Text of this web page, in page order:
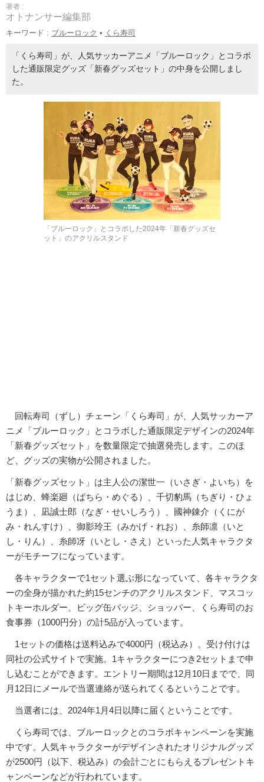
著者 :
オトナンサー編集部
キーワード : ブルーロック • くら寿司
「くら寿司」が、人気サッカーアニメ「ブルーロック」とコラボ
した通販限定グッズ「新春グッズセット」の中身を公開しまし
た。
「ブルーロック」とコラボした2024年「新春グッズセ
ット」のアクリルスタンド
回転寿司（ずし）チェーン「くら寿司」が、人気サッカーア
ニメ「ブルーロック」とコラボした通販限定デザインの2024年
「新春グッズセット」を数量限定で抽選発売します。このほ
ど、グッズの実物が公開されました。
「新春グッズセット」は主人公の潔世一（いさぎ・よいち）を
はじめ、蜂楽廻（ばちら・めぐる）、千切豹馬（ちぎり・ひょ
うま）、凪誠士郎（なぎ・せいしろう）、國神錬介（くにが
み・れんすけ）、御影玲王（みかげ・れお）、糸師凛（いと
し・りん）、糸師冴（いとし・さえ）といった人気キャラクタ
ーがモチーフになっています。
各キャラクターで1セット選ぶ形になっていて、各キャラクタ
ーの全身が描かれた約15センチのアクリルスタンド、マスコッ
トキーホルダー、ビッグ缶バッジ、ショッパー、くら寿司のお
食事券（1000円分）の計5品が入っています。
1セットの価格は送料込みで4000円（税込み）。受け付けは
同社の公式サイトで実施。1キャラクターにつき2セットまで申
し込むことができます。エントリー期間は12月10日までで、同
月12日にメールで当選連絡が送られてくるということです。
当選者には、2024年1月4日以降に届くということです。
くら寿司では、ブルーロックとのコラボキャンペーンを実施
中です。人気キャラクターがデザインされたオリジナルグッズ
が2500円（以下、税込み）の会計ごとにもらえるプレゼントキ
ャンペーンなどが行われています。